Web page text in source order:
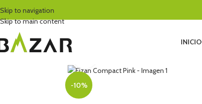
Skip to navigation
Skip to main content
INICIO
-10%